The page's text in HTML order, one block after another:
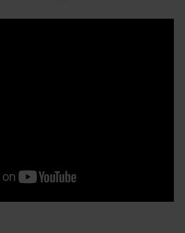
FWG 40) op
van je ervaring.